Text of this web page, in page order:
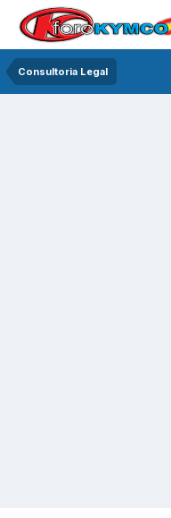
Consultoria Legal